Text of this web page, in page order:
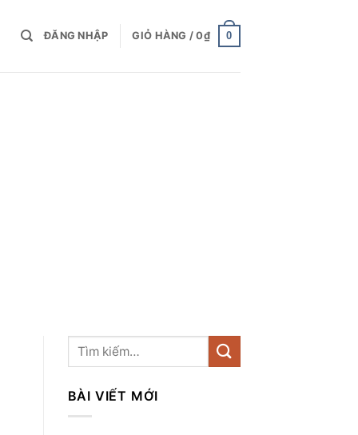
ĐĂNG NHẬP GIỎ HÀNG /0₫ 0
BÀI VIẾT MỚI